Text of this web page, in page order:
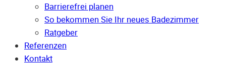
Barrierefrei planen
So bekommen Sie Ihr neues Badezimmer
Ratgeber
Referenzen
Kontakt